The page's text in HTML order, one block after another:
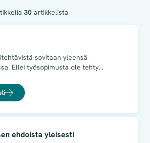
30 artikkelista
sovitaan yleensä
Ellei työsopimusta ole tehty
päättymiseen
kirjallinen selvitys työntekijän
ehdoista yleisesti